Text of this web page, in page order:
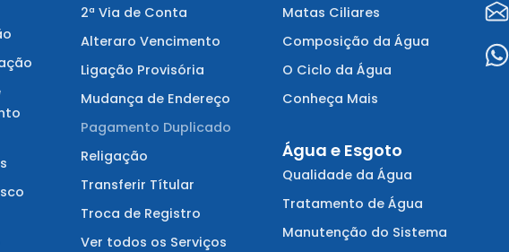
2ª Via de Conta
Alteraro Vencimento
Ligação Provisória
Mudança de Endereço
Pagamento Duplicado
Religação
Transferir Títular
Troca de Registro
Ver todos os Serviços
Matas Ciliares
Composição da Água
O Ciclo da Água
Conheça Mais
Água e Esgoto
Qualidade da Água
Tratamento de Água
Manutenção do Sistema